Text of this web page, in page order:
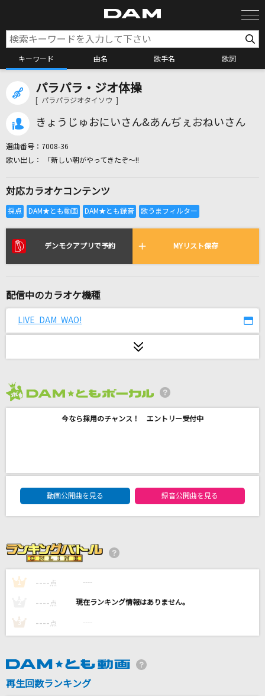
キーワード 曲名 歌手名 歌詞
カラオケ検索
全国りれき
リアルタイムで歌われている曲の一覧
有心論
[生音]喝采
シャルル
back number
そばかす
JUDY AND MARY
ビリミリオン
SEKAI NO OWARI(世界の終わり)
パラパラ・ジオ体操
[ パラパラジオタイソウ ]
きょうじゅおにいさん&あんぢぇおねいさん
選曲番号： 7008-36
｢新しい朝がやってきたぞ～!!
対応カラオケコンテンツ
デンモクアプリで予約 MYリスト保存
配信中のカラオケ機種
LIVE DAM WAO!
今なら採用のチャンス！ エントリー受付中
DAM★ともボーカルエントリーランキング
動画公開曲を見る
録音公開曲を見る
1 ---- 点 ----
---- 点 ----
3 ---- 点 ----
再生回数ランキング